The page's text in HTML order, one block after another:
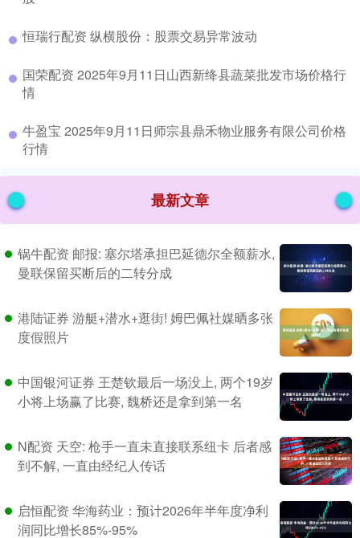
​恒瑞行配资 纵横股份：股票交易异常波动
​国荣配资 2025年9月11日山西新绛县蔬菜批发市场价格行
情
​牛盈宝 2025年9月11日师宗县鼎禾物业服务有限公司价格
行情
最新文章
锅牛配资 邮报: 塞尔塔承担巴延德尔全额薪水,
曼联保留买断后的二转分成
港陆证券 游艇+潜水+逛街! 姆巴佩社媒晒多张
度假照片
中国银河证券 王楚钦最后一场没上, 两个19岁
小将上场赢了比赛, 魏桥还是拿到第一名
N配资 天空: 枪手一直未直接联系纽卡 后者感
到不解, 一直由经纪人传话
启恒配资 华海药业：预计2026年半年度净利
润同比增长85%-95%